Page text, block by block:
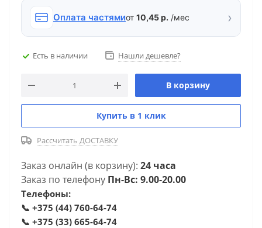
Оплата частямиот 10,45 р. /мес ›
Есть в наличии Нашли дешевле?
В корзину
Купить в 1 клик
Рассчитать ДОСТАВКУ
Заказ онлайн (в корзину): 24 часа
Заказ по телефону Пн-Вс: 9.00-20.00
Телефоны:
📞 +375 (44) 760-64-74
📞 +375 (33) 665-64-74